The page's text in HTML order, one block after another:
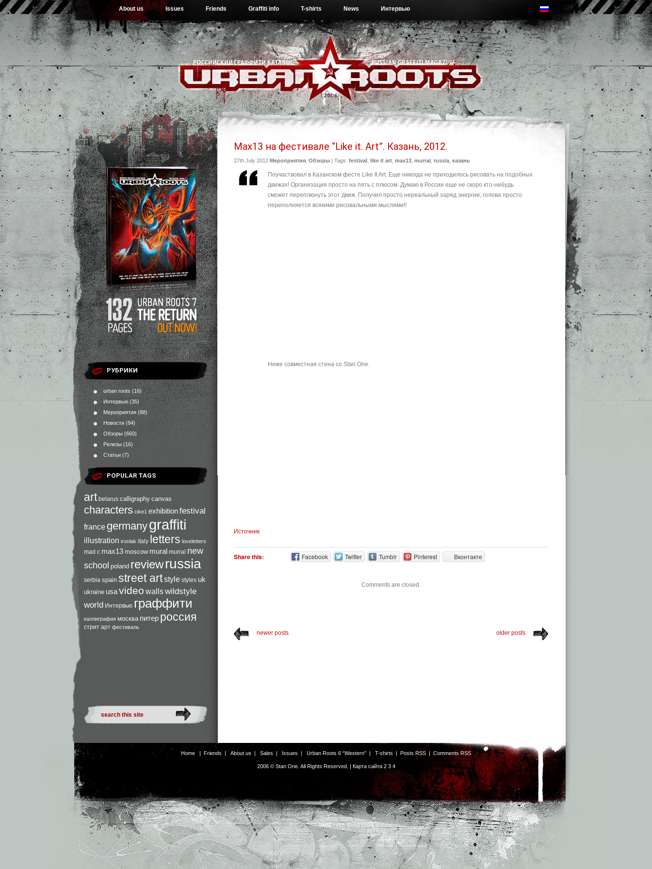
About us Issues Friends Graffiti info T-shirts News Интервью
РУБРИКИ
urban roots (16)
Интервью (35)
Мероприятия (88)
Новости (84)
Обзоры (660)
Релизы (16)
Статьи (7)
POPULAR TAGS
art belarus calligraphy canvas
characters cike1 exhibitionfestival
france germanygraffiti
illustration ironlak italy letters loveletters
mad c max13 moscow mural murral new
school poland reviewrussia
serbia spain street artstyle styles uk
ukraine usavideo wallswildstyle
world Интервью граффити
каллиграфия москва питер россия
стрит арт фестиваль
Max13 на фестивале “Like it. Art”. Казань, 2012.
27th July 2012 Мероприятия Обзоры | Tags: festival like it art max13 murral russia казань
Поучаствовал в Казанском фесте Like It Art. Еще никогда не приходилось рисовать на подобных
движах! Организация просто на пять с плюсом. Думаю в России еще не скоро кто-нибудь
сможет переплюнуть этот движ. Получил просто нереальный заряд энергии, голова просто
переполняется всякими рисовальными мыслями!!
Ниже совместная стена со Stan One.
Источник
Share this: Facebook Twitter Tumblr Pinterest Вконтакте
Comments are closed.
newer posts older posts
Home |Friends| About us | Sales | Issues | Urban Roots 6 “Western” | T-shirts | Posts RSS | Comments RSS
2006 © Stan One. All Rights Reserved. | Карта сайта 2 3 4